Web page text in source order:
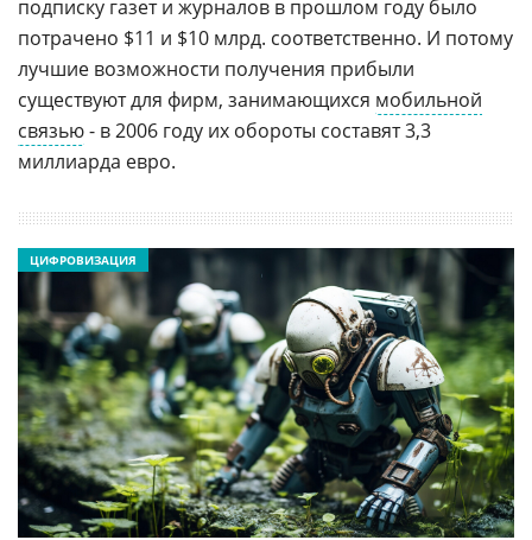
подписку газет и журналов в прошлом году было
потрачено $11 и $10 млрд. соответственно. И потому
лучшие возможности получения прибыли
существуют для фирм, занимающихся мобильной
связью- в 2006 году их обороты составят 3,3
миллиарда евро.
ЦИФРОВИЗАЦИЯ